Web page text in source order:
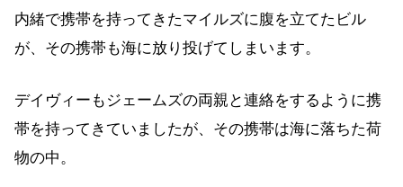
内緒で携帯を持ってきたマイルズに腹を立てたビル
が、その携帯も海に放り投げてしまいます。
デイヴィーもジェームズの両親と連絡をするように携
帯を持ってきていましたが、その携帯は海に落ちた荷
物の中。